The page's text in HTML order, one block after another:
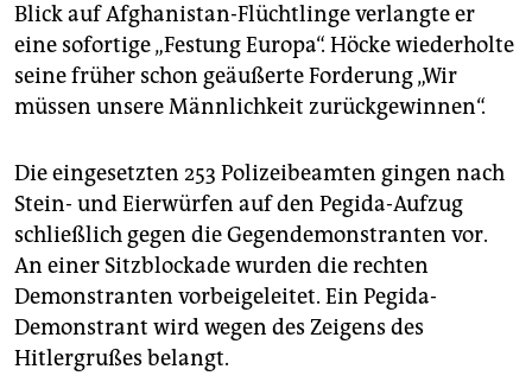
Blick auf Afghanistan-Flüchtlinge verlangte er
eine sofortige „Festung Europa“. Höcke wiederholte
seine früher schon geäußerte Forderung „Wir
müssen unsere Männlichkeit zurückgewinnen“.
Die eingesetzten 253 Polizeibeamten gingen nach
Stein- und Eierwürfen auf den Pegida-Aufzug
schließlich gegen die Gegendemonstranten vor.
An einer Sitzblockade wurden die rechten
Demonstranten vorbeigeleitet. Ein Pegida-
Demonstrant wird wegen des Zeigens des
Hitlergrußes belangt.